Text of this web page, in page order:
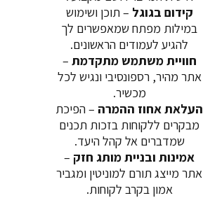
קידום בגוגל – תוכן ושימוש
במילות מפתח שמאפשרים לך
להגיע לעמודים הראשונים.
חוויית משתמש מתקדמת –
אתר מהיר, רספונסיבי ונגיש לכל
מכשיר.
העלאת אחוז ההמרה – הפיכת
מבקרים ללקוחות בזכות תכנים
שמדברים אל קהל היעד.
אמינות ובניית מותג חזק –
אתר מייצג תורם למוניטין ומגביר
אמון בקרב לקוחות.